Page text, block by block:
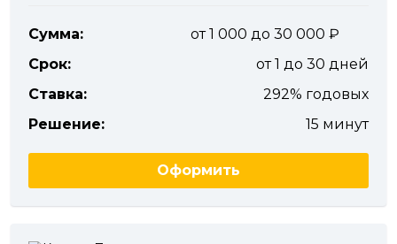
Сумма:
от 1 000 до 30 000
Срок:
от 1 до 30 дней
Ставка:
292% годовых
Решение:
15 минут
Оформить